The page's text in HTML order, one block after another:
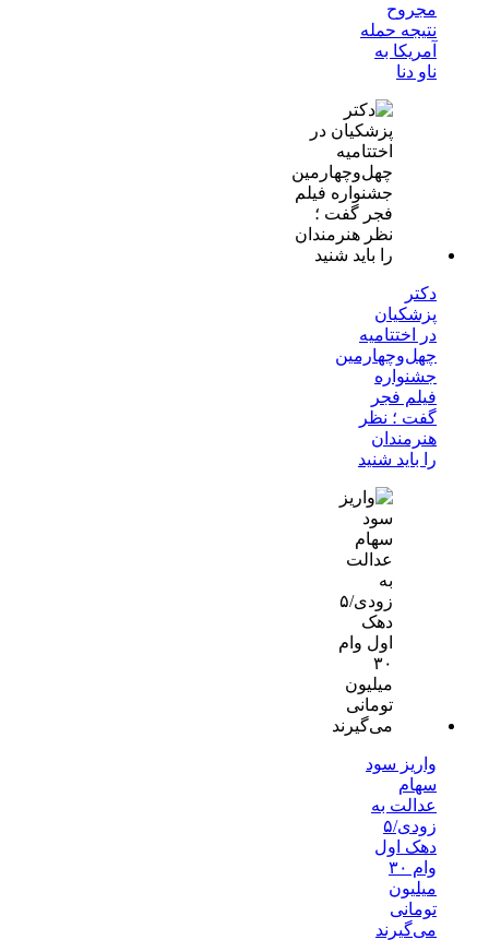
مجروح
نتیجه حمله
آمریکا به
ناو دنا
دکتر
پزشکیان
در اختتامیه
چهل‌وچهارمین
جشنواره
فیلم فجر
گفت ؛ نظر
هنرمندان
را باید شنید
واریز سود
سهام
عدالت به
زودی/۵
دهک اول
وام ۳۰
میلیون
تومانی
می‌گیرند